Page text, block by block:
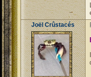
Joël Crûstacés